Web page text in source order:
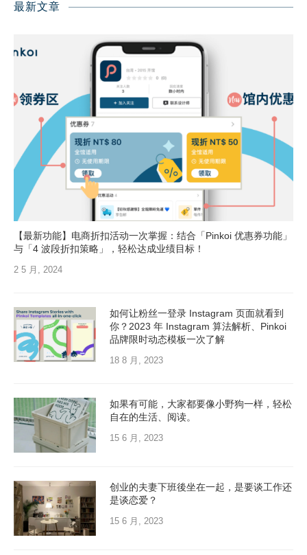
最新文章
【最新功能】电商折扣活动一次掌握：结合「Pinkoi 优惠券功能」
与「4 波段折扣策略」，轻松达成业绩目标！
2 5 月, 2024
如何让粉丝一登录 Instagram 页面就看到
你？2023 年 Instagram 算法解析、Pinkoi
品牌限时动态模板一次了解
18 8 月, 2023
如果有可能，大家都要像小野狗一样，轻松
自在的生活、阅读。
15 6 月, 2023
创业的夫妻下班後坐在一起，是要谈工作还
是谈恋爱？
15 6 月, 2023